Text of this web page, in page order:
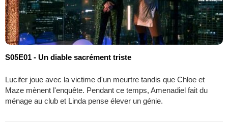
S05E01 - Un diable sacrément triste
Lucifer joue avec la victime d'un meurtre tandis que Chloe et
Maze mènent l'enquête. Pendant ce temps, Amenadiel fait du
ménage au club et Linda pense élever un génie.